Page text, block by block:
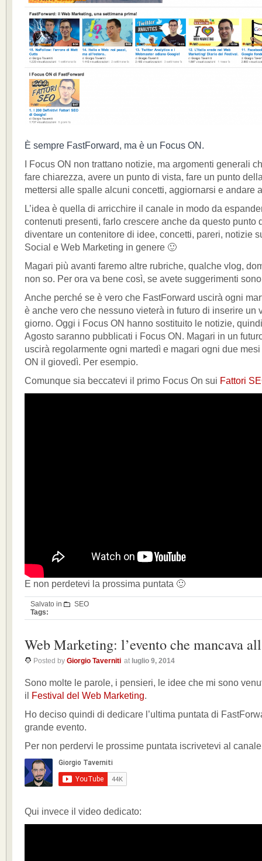
È sempre FastForward, ma è un Focus ON.
I Focus ON non trattano notizie, ma argomenti generali
fare chiarezza, avere un punto di vista, fare un punto
mettersi alle spalle alcuni concetti, aggiornarsi e andare
L’idea è quella di arricchire il canale in modo da
contenuti presenti, farlo crescere anche da questo punto
diventare un contenitore di idee, concetti, pareri, notizie
Social e Web Marketing in genere 🙂
Magari più avanti faremo altre rubriche, qualche vlog,
non so. Per ora va bene così, se avete suggerimenti
Anche perché se è vero che FastForward uscirà ogni
è anche vero che nessuno vieterà in futuro di inserire un
giorno. Oggi i Focus ON hanno sostituito le notizie,
Agosto saranno pubblicati i Focus ON. Magari in un
uscirà regolarmente ogni martedì e magari ogni due
ON il giovedì. Per esempio.
Comunque sia beccatevi il primo Focus On sui Fattori
E non perdetevi la prossima puntata 🙂
Salvato in
SEO
Tags:
Web Marketing: l’evento che mancava
Posted by Giorgio Taverniti at luglio 9, 2014
Sono molte le parole, i pensieri, le idee che mi sono
il
Festival del Web Marketing.
Ho deciso quindi di dedicare l’ultima puntata di
grande evento.
Per non perdervi le prossime puntata iscrivetevi al
Qui invece il video dedicato: